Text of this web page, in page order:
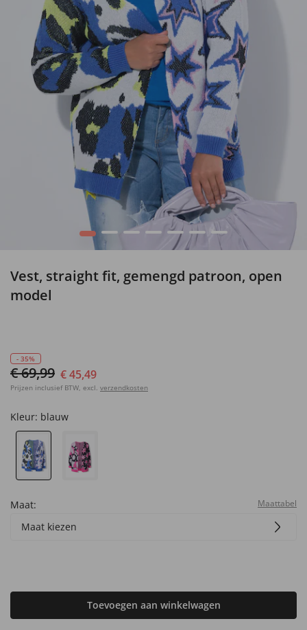
1 2 3 4 5 6 7
Vest, straight fit, gemengd patroon, open
model
- 35%
€ 69,99 € 45,49
Prijzen inclusief BTW, excl. verzendkosten
Kleur: blauw
Maat: Maattabel
Maat kiezen
Toevoegen aan winkelwagen